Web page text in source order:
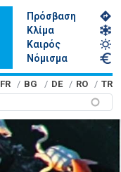
Πρόσβαση
Κλίμα
Καιρός
Νόμισμα
FR BG DE RO TR